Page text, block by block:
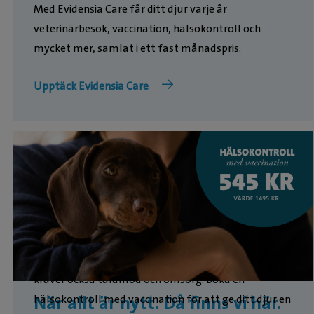
Med Evidensia Care får ditt djur varje år
veterinärbesök, vaccination, hälsokontroll och
mycket mer, samlat i ett fast månadspris.
Upptäck Evidensia Care
När allt är nytt. Då finns vi här.
Att ha en valp eller kattunge är fantastiskt – men
kräver också tålamod och omsorg. Boka en
hälsokontroll med vaccination för att ge ditt djur en